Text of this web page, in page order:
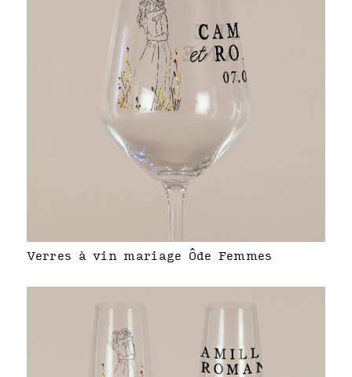
Verres à vin mariage Ôde Femmes